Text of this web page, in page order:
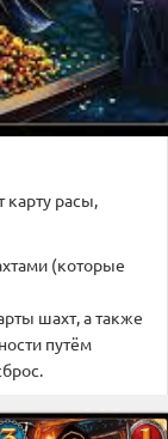
расы,
(которые
шахт, а также
путём